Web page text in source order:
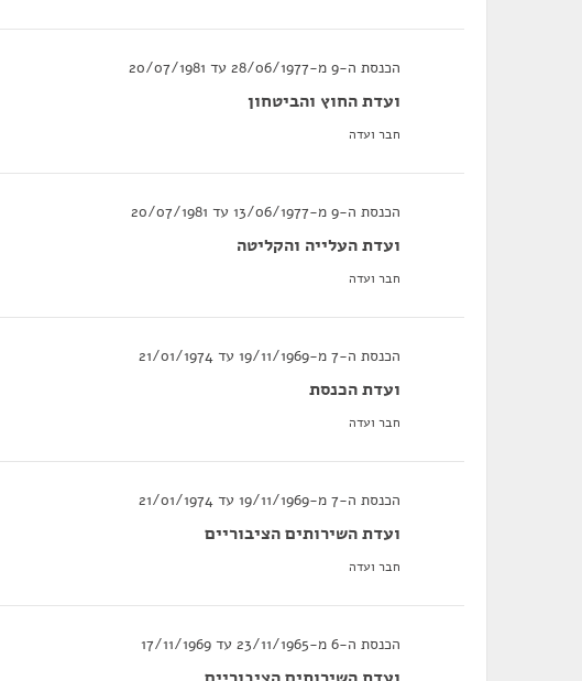
הכנסת ה-9 מ-28/06/1977 עד 20/07/1981
ועדת החוץ והביטחון
חבר ועדה
הכנסת ה-9 מ-13/06/1977 עד 20/07/1981
ועדת העלייה והקליטה
חבר ועדה
הכנסת ה-7 מ-19/11/1969 עד 21/01/1974
ועדת הכנסת
חבר ועדה
הכנסת ה-7 מ-19/11/1969 עד 21/01/1974
ועדת השירותים הציבוריים
חבר ועדה
הכנסת ה-6 מ-23/11/1965 עד 17/11/1969